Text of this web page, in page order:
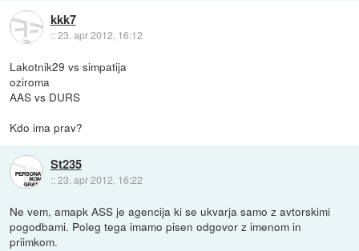
kkk7
::23. apr 2012, 16:12
Lakotnik29 vs simpatija
oziroma
AAS vs DURS
Kdo ima prav?
St235
::23. apr 2012, 16:22
Ne vem, amapk ASS je agencija ki se ukvarja samo z avtorskimi
pogodbami. Poleg tega imamo pisen odgovor z imenom in
priimkom.